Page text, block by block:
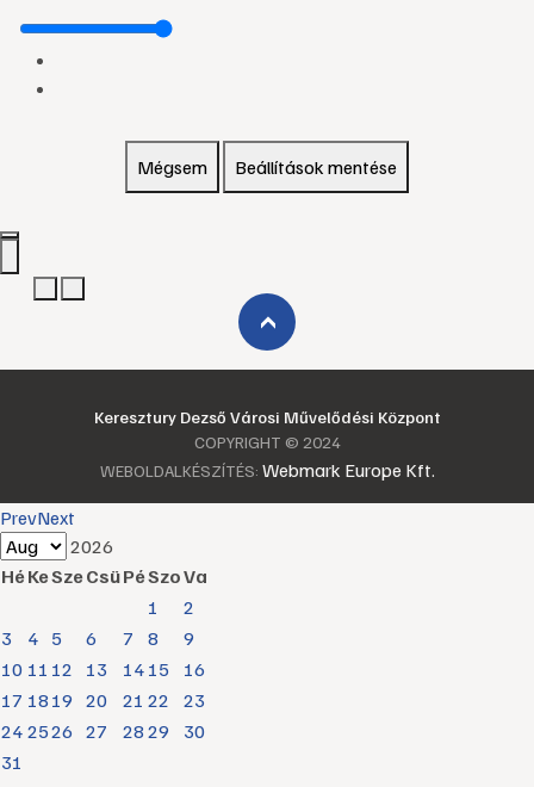
Mégsem Beállítások mentése
›
Keresztury Dezső Városi Művelődési Központ
COPYRIGHT © 2024
WEBOLDALKÉSZÍTÉS: Webmark Europe Kft.
PrevNext
2026
HéKeSzeCsüPéSzoVa
1
2
3
4 5 6 7 8
9
10 11 12 13 14 15
16
17 18 19 20 21 22
23
24 2526 27 28 29
30
31